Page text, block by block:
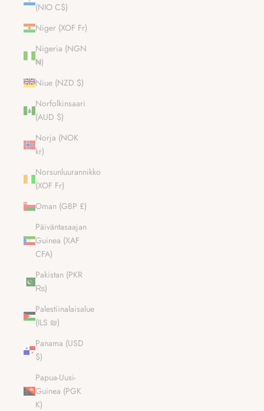
(NIO C$)
Niger (XOF Fr)
Nigeria (NGN
₦)
Niue (NZD $)
Norfolkinsaari
(AUD $)
Norja (NOK
kr)
Norsunluurannikko
(XOF Fr)
Oman (GBP £)
Päiväntasaajan
Guinea (XAF
CFA)
Pakistan (PKR
₨)
Palestiinalaisalue
(ILS ₪)
Panama (USD
$)
Papua-Uusi-
Guinea (PGK
K)